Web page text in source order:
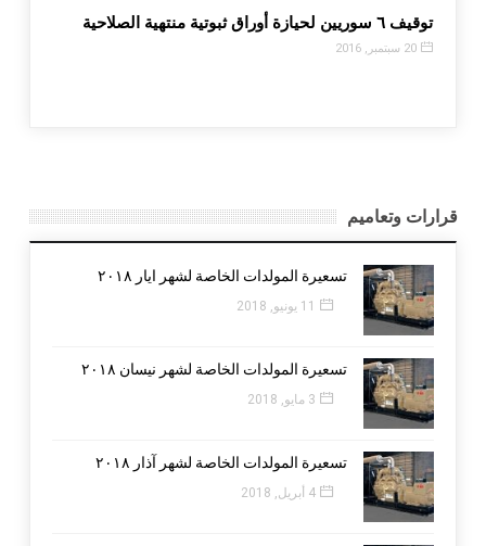
توقيف ٦ سوريين لحيازة أوراق ثبوتية منتهية الصلاحية
قرارات وتعاميم
تسعيرة المولدات الخاصة لشهر ايار ٢٠١٨
11 يونيو, 2018
تسعيرة المولدات الخاصة لشهر نيسان ٢٠١٨
3 مايو, 2018
تسعيرة المولدات الخاصة لشهر آذار ٢٠١٨
4 أبريل, 2018